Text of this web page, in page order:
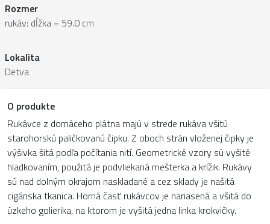
Rozmer
rukáv: dĺžka = 59.0 cm
Lokalita
Detva
O produkte
Rukávce z domáceho plátna majú v strede rukáva všitú
starohorskú paličkovanú čipku. Z oboch strán vloženej čipky je
výšivka šitá podľa počítania nití. Geometrické vzory sú vyšité
hladkovaním, použitá je podvliekaná mešterka a krížik. Rukávy
sú nad dolným okrajom naskladané a cez sklady je našitá
cigánska tkanica. Horná časť rukávcov je nariasená a všitá do
úzkeho golierika, na ktorom je vyšitá jedna linka krokvičky.